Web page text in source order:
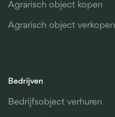
Agrarisch object kopen
Agrarisch object verkopen
Bedrijven
Bedrijfsobject verhuren